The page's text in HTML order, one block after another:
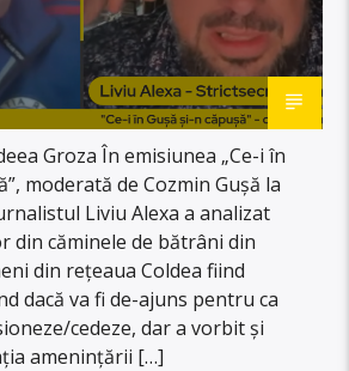
Groza În emisiunea „Ce-i în
moderată de Cozmin Gușă la
Liviu Alexa a analizat
din căminele de bătrâni din
din rețeaua Coldea fiind
dacă va fi de-ajuns pentru ca
cedeze, dar a vorbit și
amenințării […]